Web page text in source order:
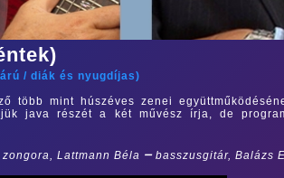
/ diák és nyugdíjas)
több mint húszéves zenei
java részét a két művész írja, de
zongora, Lattmann Béla –basszusgitár, Balázs